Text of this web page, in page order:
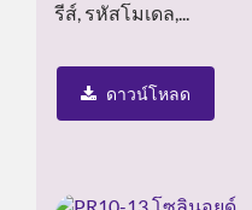
รีส์, รหัสโมเดล,...
ดาวน์โหลด